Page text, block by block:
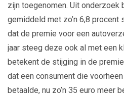
zijn toegenomen. Uit onderzoek
gemiddeld met zo’n 6,8
dat de premie voor een
jaar steeg deze ook al met een
betekent de stijging in de
dat een consument die
betaalde, nu zo’n 35 euro meer